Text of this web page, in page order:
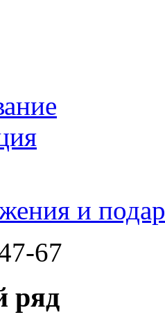
и
67
ряд